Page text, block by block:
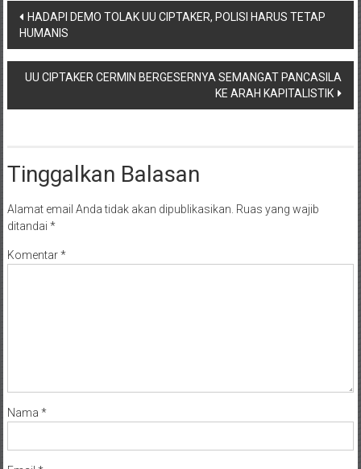
Navigasi
pos
HADAPI DEMO TOLAK UU CIPTAKER, POLISI HARUS TETAP
HUMANIS
UU CIPTAKER CERMIN BERGESERNYA SEMANGAT PANCASILA
KE ARAH KAPITALISTIK
Tinggalkan Balasan
Alamat email Anda tidak akan dipublikasikan. Ruas yang wajib
ditandai *
Komentar*
Nama *